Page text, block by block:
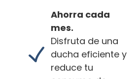
Ahorra cada
mes.
Disfruta de una
ducha eficiente y
reduce tu